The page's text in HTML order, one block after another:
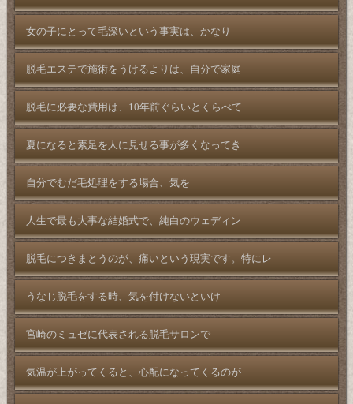
女の子にとって毛深いという事実は、かなり
脱毛エステで施術をうけるよりは、自分で家庭
脱毛に必要な費用は、10年前ぐらいとくらべて
夏になると素足を人に見せる事が多くなってき
自分でむだ毛処理をする場合、気を
人生で最も大事な結婚式で、純白のウェディン
脱毛につきまとうのが、痛いという現実です。特にレ
うなじ脱毛をする時、気を付けないといけ
宮崎のミュゼに代表される脱毛サロンで
気温が上がってくると、心配になってくるのが